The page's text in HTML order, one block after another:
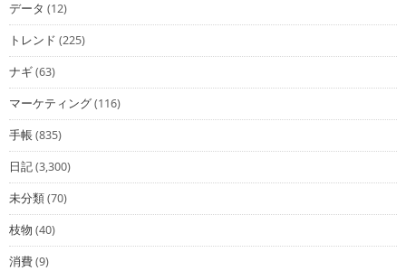
データ (12)
トレンド (225)
ナギ(63)
マーケティング(116)
手帳(835)
日記(3,300)
未分類(70)
枝物 (40)
消費(9)